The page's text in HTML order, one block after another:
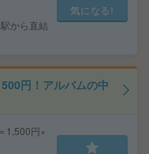
から直結
気になる!
円！アルバムの中
1,500円×